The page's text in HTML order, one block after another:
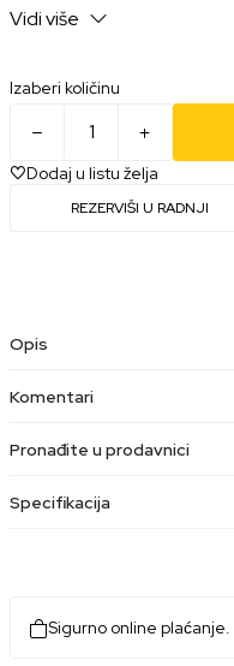
Vidi više
Izaberi količinu
Dodaj u listu želja
REZERVIŠI U RADNJI
Opis
Komentari
Pronađite u prodavnici
Specifikacija
Sigurno online plaćanje.